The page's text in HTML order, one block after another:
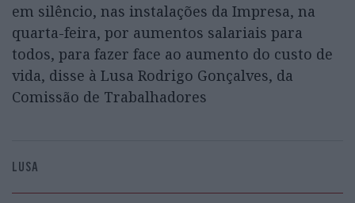
em silêncio, nas instalações da Impresa, na
quarta-feira, por aumentos salariais para
todos, para fazer face ao aumento do custo de
vida, disse à Lusa Rodrigo Gonçalves, da
Comissão de Trabalhadores
LUSA